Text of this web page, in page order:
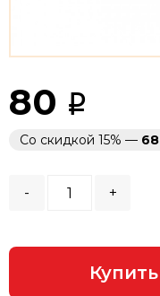
80
Со скидкой 15% — 68
- +
Купить